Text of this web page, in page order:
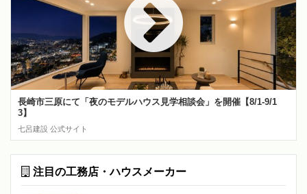
長崎市三原にて「夜のモデルハウス見学相談会」を開催【8/1-9/1
3】
七呂建設 公式サイト
注目の工務店・ハウスメーカー